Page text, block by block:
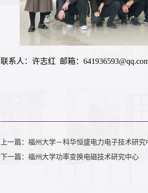
联系人：许志红 邮箱：
上一篇：福州大学－科华恒盛电力电子技术研究
下一篇：福州大学功率变换电磁技术研究中心